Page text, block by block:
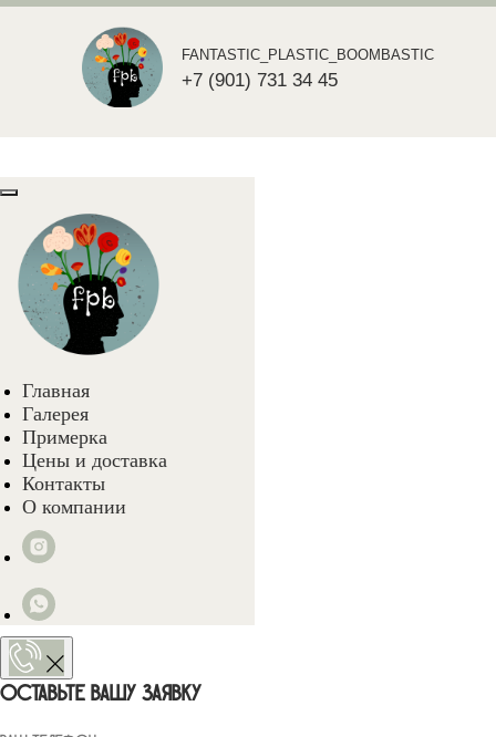
FANTASTIC_PLASTIC_BOOMBASTIC
+7 (901) 731 34 45
Главная
Галерея
Примерка
Цены и доставка
Контакты
О компании
ОСТАВЬТЕ ВАШУ ЗАЯВКУ